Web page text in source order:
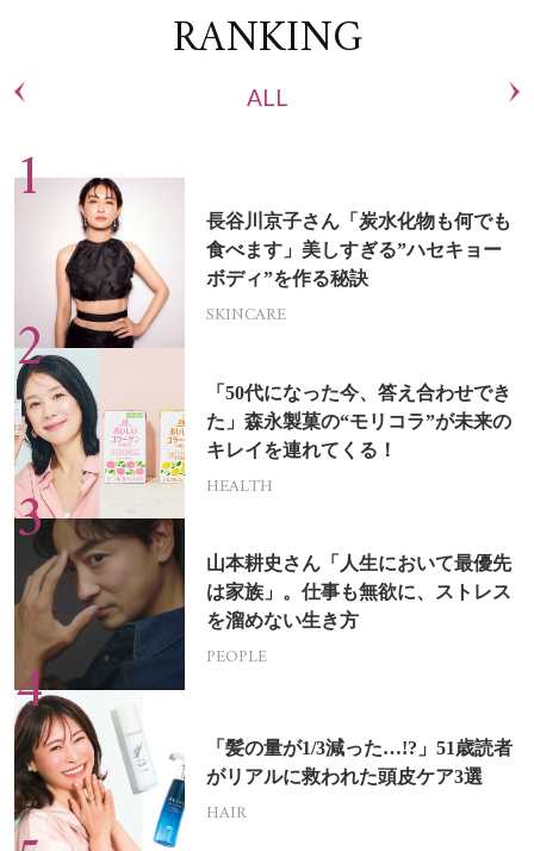
RANKING
ALL
長谷川京子さん「炭水化物も何でも
食べます」美しすぎる”ハセキョー
ボディ”を作る秘訣
SKINCARE
「50代になった今、答え合わせでき
た」森永製菓の“モリコラ”が未来の
キレイを連れてくる！
HEALTH
山本耕史さん「人生において最優先
は家族」。仕事も無欲に、ストレス
を溜めない生き方
PEOPLE
「髪の量が1/3減った…!?」51歳読者
がリアルに救われた頭皮ケア3選
HAIR